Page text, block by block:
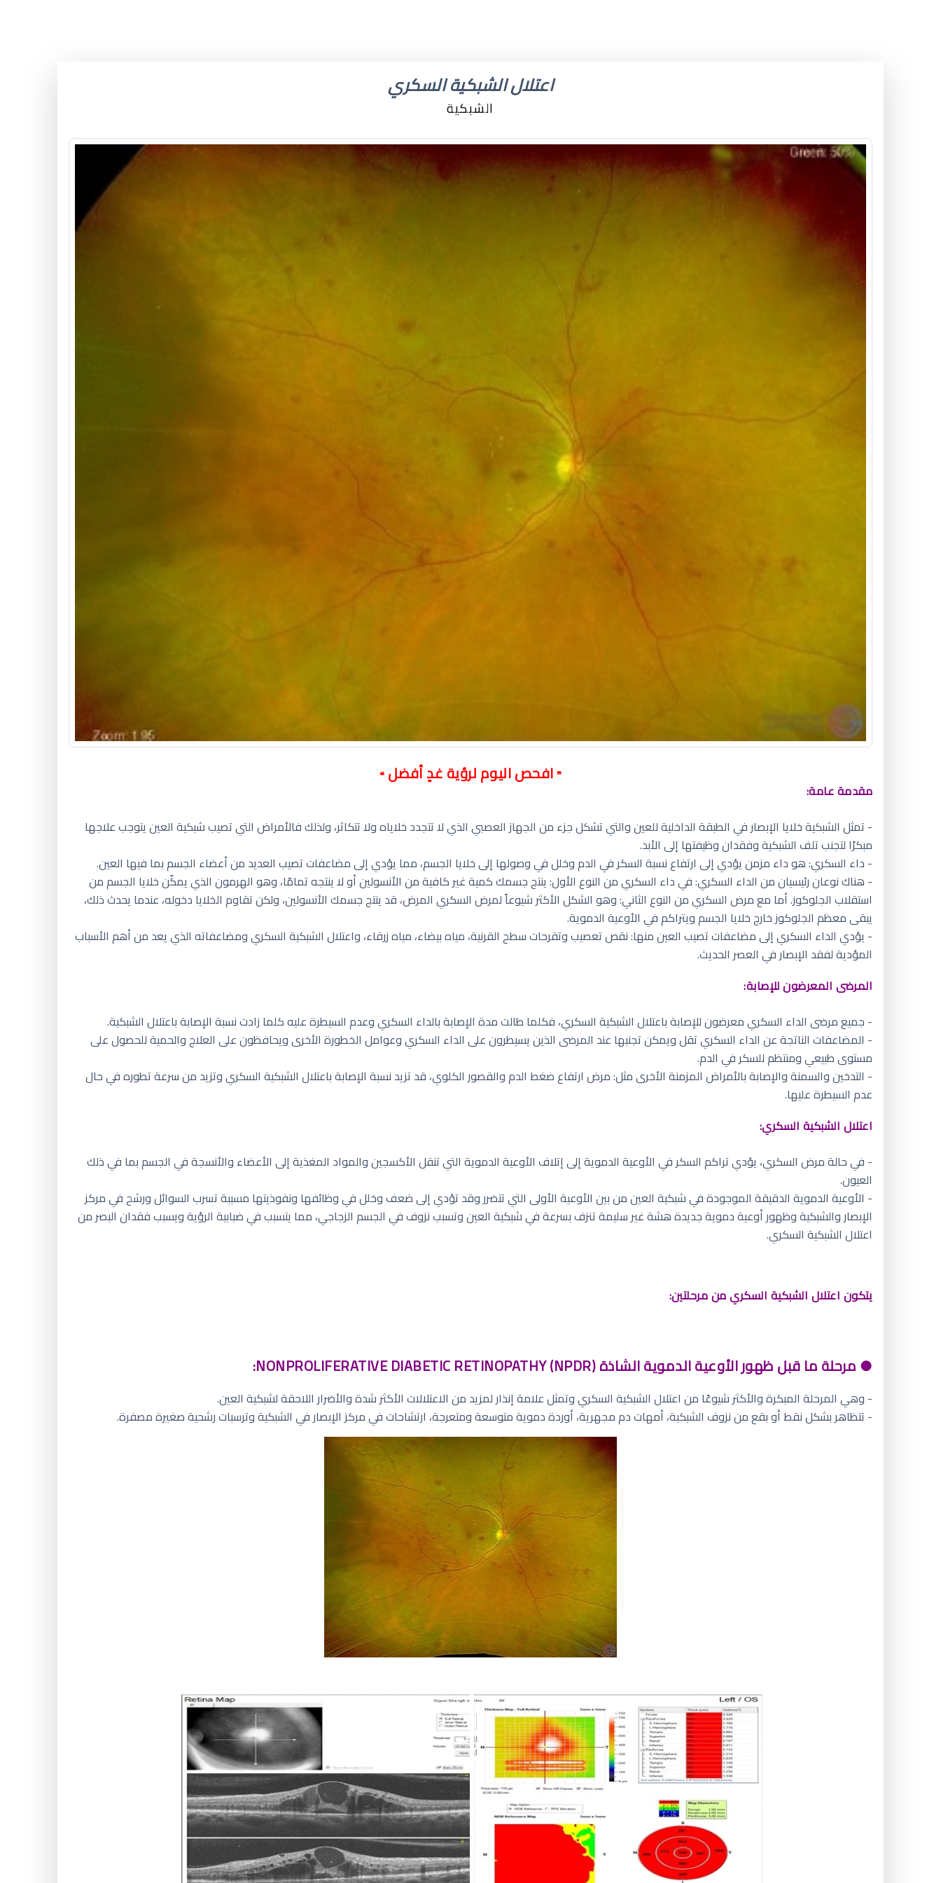
اعتلال الشبكية السكري
الشبكية
❞ افحص اليوم لرؤية غدٍ أفضل ❝
مقدمة عامة:
- تمثل الشبكية خلايا الإبصار في الطبقة الداخلية للعين والتي تشكل جزء من الجهاز العصبي الذي لا تتجدد خلاياه ولا تتكاثر، ولذلك فالأمراض التي تصيب شبكية العين يتوجب علاجها
مبكرًا لتجنب تلف الشبكية وفقدان وظيفتها إلى الأبد.
- داء السكري: هو داء مزمن يؤدي إلى ارتفاع نسبة السكر في الدم وخلل في وصولها إلى خلايا الجسم، مما يؤدي إلى مضاعفات تصيب العديد من أعضاء الجسم بما فيها العين.
- هناك نوعان رئيسيان من الداء السكري: في داء السكري من النوع الأول: ينتج جسمك كمية غير كافية من الأنسولين أو لا ينتجه تمامًا، وهو الهرمون الذي يمكّن خلايا الجسم من
استقلاب الجلوكوز. أما مع مرض السكري من النوع الثاني: وهو الشكل الأكثر شيوعاً لمرض السكري المرض، قد ينتج جسمك الأنسولين، ولكن تقاوم الخلايا دخوله، عندما يحدث ذلك،
يبقى معظم الجلوكوز خارج خلايا الجسم ويتراكم في الأوعية الدموية.
- يؤدي الداء السكري إلى مضاعفات تصيب العين منها: نقص تعصيب وتقرحات سطح القرنية، مياه بيضاء، مياه زرقاء، واعتلال الشبكية السكري ومضاعفاته الذي يعد من أهم الأسباب
المؤدية لفقد الإبصار في العصر الحديث.
المرضى المعرضون للإصابة:
- جميع مرضى الداء السكري معرضون للإصابة باعتلال الشبكية السكري، فكلما طالت مدة الإصابة بالداء السكري وعدم السيطرة عليه كلما زادت نسبة الإصابة باعتلال الشبكية.
- المضاعفات الناتجة عن الداء السكري تقل ويمكن تجنبها عند المرضى الذين يسيطرون على الداء السكري وعوامل الخطورة الأخرى ويحافظون على العلاج والحمية للحصول على
مستوى طبيعي ومنتظم للسكر في الدم.
- التدخين والسمنة والإصابة بالأمراض المزمنة الأخرى مثل: مرض ارتفاع ضغط الدم والقصور الكلوي، قد تزيد نسبة الإصابة باعتلال الشبكية السكري وتزيد من سرعة تطوره في حال
عدم السيطرة عليها.
اعتلال الشبكية السكري:
- في حالة مرض السكري، يؤدي تراكم السكر في الأوعية الدموية إلى إتلاف الأوعية الدموية التي تنقل الأكسجين والمواد المغذية إلى الأعضاء والأنسجة في الجسم بما في ذلك
العيون.
- الأوعية الدموية الدقيقة الموجودة في شبكية العين من بين الأوعية الأولى التي تتضرر وقد تؤدي إلى ضعف وخلل في وظائفها ونفوذيتها مسببة تسرب السوائل ورشح في مركز
الإبصار والشبكية وظهور أوعية دموية جديدة هشة غير سليمة تنزف بسرعة في شبكية العين وتسبب نزوف في الجسم الزجاجي، مما يتسبب في ضبابية الرؤية ويسبب فقدان البصر من
اعتلال الشبكية السكري.
يتكون اعتلال الشبكية السكري من مرحلتين:
● مرحلة ما قبل ظهور الأوعية الدموية الشاذة NONPROLIFERATIVE DIABETIC RETINOPATHY (NPDR):
- وهي المرحلة المبكرة والأكثر شيوعًا من اعتلال الشبكية السكري وتمثل علامة إنذار لمزيد من الاعتلالات الأكثر شدة والأضرار اللاحقة لشبكية العين.
- تتظاهر بشكل نقط أو بقع من نزوف الشبكية، أمهات دم مجهرية، أوردة دموية متوسعة ومتعرجة، ارتشاحات في مركز الإبصار في الشبكية وترسبات رشحية صغيرة مصفرة.